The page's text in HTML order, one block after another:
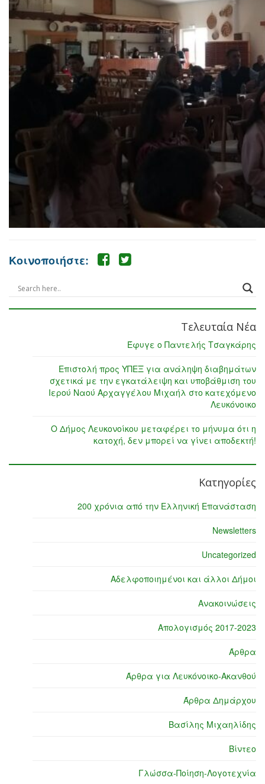
Κοινοποιήστε:
Τελευταία Νέα
Έφυγε ο Παντελής Τσαγκάρης
Επιστολή προς ΥΠΕΞ για ανάληψη διαβημάτων
σχετικά με την εγκατάλειψη και υποβάθμιση του
Ιερού Ναού Αρχαγγέλου Μιχαήλ στο κατεχόμενο
Λευκόνοικο
Ο Δήμος Λευκονοίκου μεταφέρει το μήνυμα ότι η
κατοχή, δεν μπορεί να γίνει αποδεκτή!
Κατηγορίες
200 χρόνια από την Ελληνική Επανάσταση
Newsletters
Uncategorized
Αδελφοποιημένοι και άλλοι Δήμοι
Ανακοινώσεις
Απολογισμός 2017-2023
Άρθρα
Άρθρα για Λευκόνοικο-Ακανθού
Άρθρα Δημάρχου
Βασίλης Μιχαηλίδης
Βίντεο
Γλώσσα-Ποίηση-Λογοτεχνία